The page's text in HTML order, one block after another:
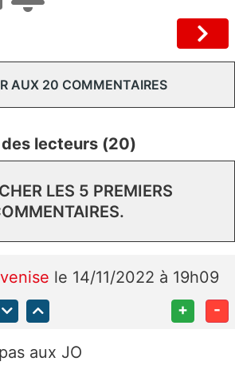
AUX 20 COMMENTAIRES
lecteurs (20)
LES 5 PREMIERS
venise le 14/11/2022 à 19h09
+ -
aux JO